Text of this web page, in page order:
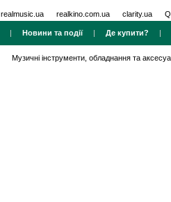
realmusic.ua realkino.com.ua clarity.ua
| Новини та події| Де купити? |
Музичні інструменти, обладнання та